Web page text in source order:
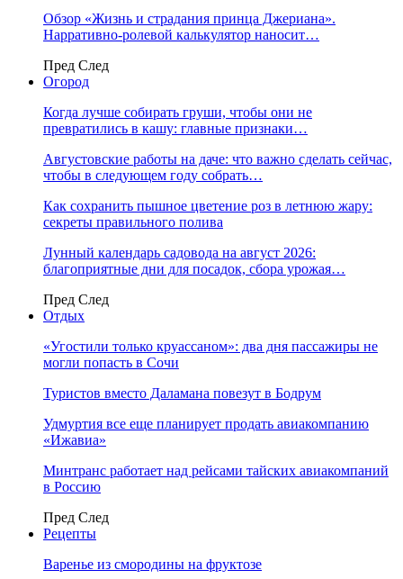
Обзор «Жизнь и страдания принца Джериана».
Нарративно-ролевой калькулятор наносит…
Пред След
Огород
Когда лучше собирать груши, чтобы они не
превратились в кашу: главные признаки…
Августовские работы на даче: что важно сделать сейчас,
чтобы в следующем году собрать…
Как сохранить пышное цветение роз в летнюю жару:
секреты правильного полива
Лунный календарь садовода на август 2026:
благоприятные дни для посадок, сбора урожая…
Пред След
Отдых
«Угостили только круассаном»: два дня пассажиры не
могли попасть в Сочи
Туристов вместо Даламана повезут в Бодрум
Удмуртия все еще планирует продать авиакомпанию
«Ижавиа»
Минтранс работает над рейсами тайских авиакомпаний
в Россию
Пред След
Рецепты
Варенье из смородины на фруктозе